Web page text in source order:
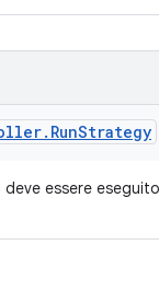
. RunStrategy
deve essere